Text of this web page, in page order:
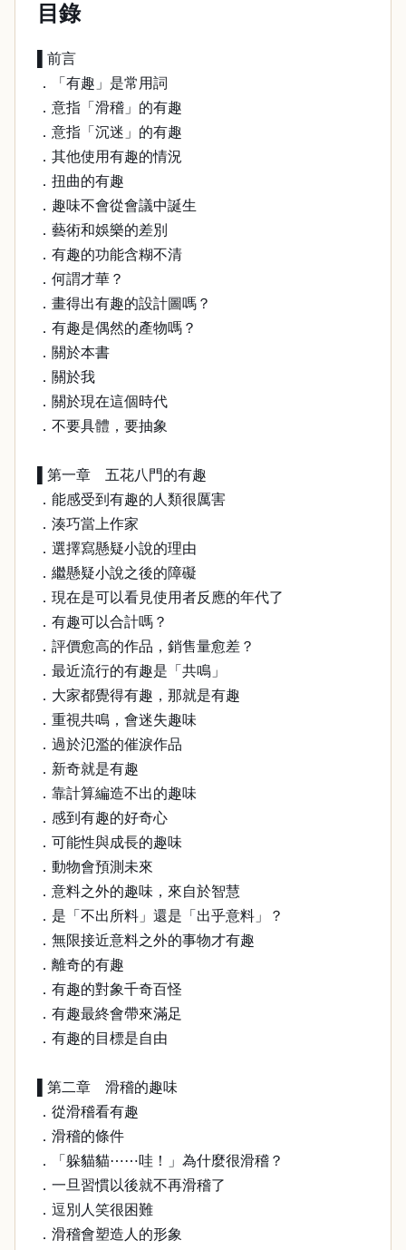
目錄
▌前言
．「有趣」是常用詞
．意指「滑稽」的有趣
．意指「沉迷」的有趣
．其他使用有趣的情況
．扭曲的有趣
．趣味不會從會議中誕生
．藝術和娛樂的差別
．有趣的功能含糊不清
．何謂才華？
．畫得出有趣的設計圖嗎？
．有趣是偶然的產物嗎？
．關於本書
．關於我
．關於現在這個時代
．不要具體，要抽象
▌第一章 五花八門的有趣
．能感受到有趣的人類很厲害
．湊巧當上作家
．選擇寫懸疑小說的理由
．繼懸疑小說之後的障礙
．現在是可以看見使用者反應的年代了
．有趣可以合計嗎？
．評價愈高的作品，銷售量愈差？
．最近流行的有趣是「共鳴」
．大家都覺得有趣，那就是有趣
．重視共鳴，會迷失趣味
．過於氾濫的催淚作品
．新奇就是有趣
．靠計算編造不出的趣味
．感到有趣的好奇心
．可能性與成長的趣味
．動物會預測未來
．意料之外的趣味，來自於智慧
．是「不出所料」還是「出乎意料」？
．無限接近意料之外的事物才有趣
．離奇的有趣
．有趣的對象千奇百怪
．有趣最終會帶來滿足
．有趣的目標是自由
▌第二章 滑稽的趣味
．從滑稽看有趣
．滑稽的條件
．「躲貓貓⋯⋯哇！」為什麼很滑稽？
．一旦習慣以後就不再滑稽了
．逗別人笑很困難
．滑稽會塑造人的形象